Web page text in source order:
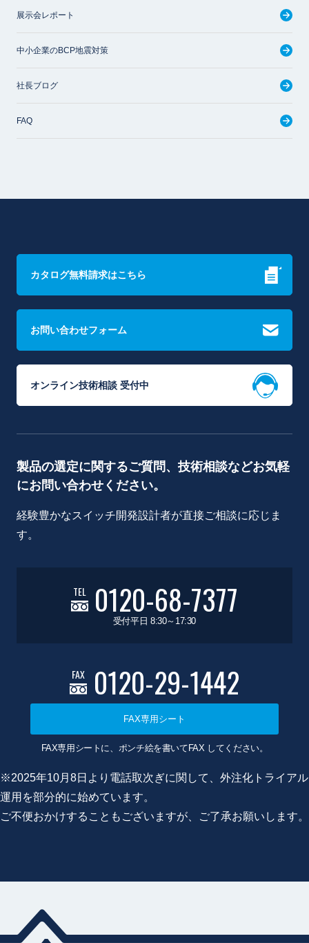
展示会レポート
中小企業のBCP地震対策
社長ブログ
FAQ
カタログ無料請求はこちら
お問い合わせフォーム
オンライン技術相談 受付中
製品の選定に関するご質問、技術相談などお気軽
にお問い合わせください。
経験豊かなスイッチ開発設計者が直接ご相談に応じま
す。
TEL 0120-68-7377
受付平日 8:30～17:30
FAX 0120-29-1442
FAX専用シート
FAX専用シートに、ポンチ絵を書いてFAX してください。
※2025年10月8日より電話取次ぎに関して、外注化トライアル
運用を部分的に始めています。
ご不便おかけすることもございますが、ご了承お願いします。